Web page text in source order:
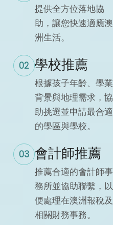
提供全方位落地協
助，讓您快速適應澳
洲生活。
02 學校推薦
根據孩子年齡、學業
背景與地理需求，協
助挑選並申請最合適
的學區與學校。
03 會計師推薦
推薦合適的會計師事
務所並協助聯繫，以
便處理在澳洲報稅及
相關財務事務。